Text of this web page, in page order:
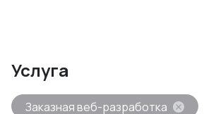
Услуга
Заказная веб-разработка